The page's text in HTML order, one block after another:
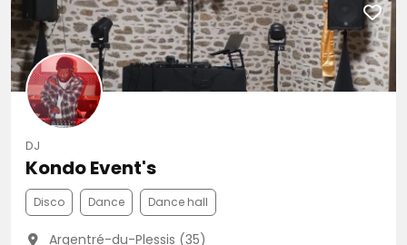
DJ
Kondo Event's
Disco Dance Dance hall
Argentré-du-Plessis (35)